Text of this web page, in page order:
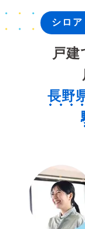
シロ
戸
長野